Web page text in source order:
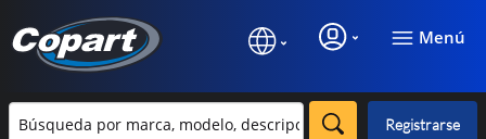
Menú
Registrarse